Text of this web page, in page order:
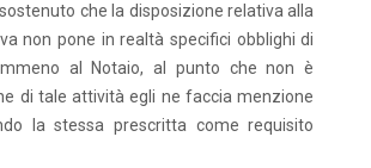
che la disposizione relativa alla
non pone in realtà specifici obblighi di
al Notaio, al punto che non è
di tale attività egli ne faccia menzione
la stessa prescritta come requisito